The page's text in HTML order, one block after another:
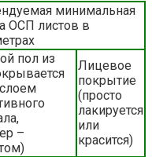
минимальная
ОСП листов в
пол из
–
Лицевое
покрытие
(просто
лакируется
или
красится)